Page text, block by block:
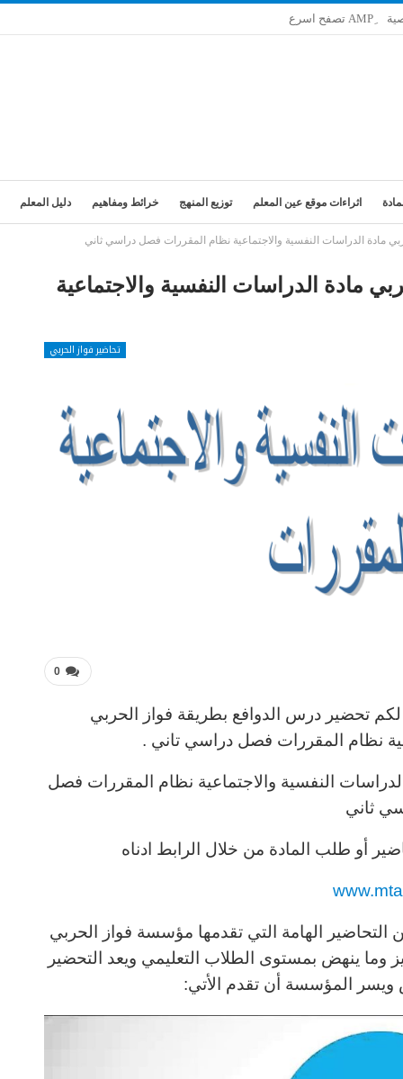
اثراءات موقع عين المعلم توزيع المنهج خرائط ومفاهيم دليل المعلم
مادة الدراسات النفسية والاجتماعية نظام المقررات فصل دراسي ثاني
مادة الدراسات النفسية والاجتماعية
تحاضير فواز الحربي
0
تحضير درس الدوافع بطريقة فواز الحربي
نظام المقررات فصل دراسي تاني .
النفسية والاجتماعية نظام المقررات فصل
ثاني
أو طلب المادة من خلال الرابط ادناه
الهامة التي تقدمها مؤسسة فواز الحربي
ينهض بمستوى الطلاب التعليمي ويعد التحضير
المؤسسة أن تقدم الأتي: